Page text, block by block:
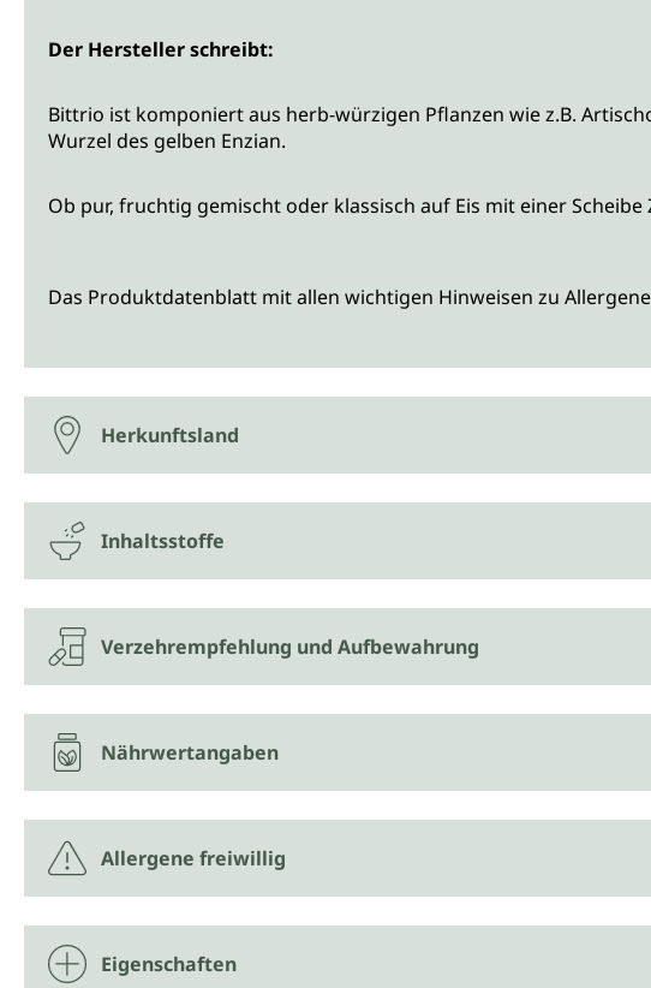
Der Hersteller schreibt:
Bittrio ist komponiert aus herb-würzigen Pflanzen wie z.B.
Wurzel des gelben Enzian.
Ob pur, fruchtig gemischt oder klassisch auf Eis mit einer Scheibe
Das Produktdatenblatt mit allen wichtigen Hinweisen zu
Herkunftsland
Inhaltsstoffe
Verzehrempfehlung und Aufbewahrung
Nährwertangaben
Allergene freiwillig
Eigenschaften